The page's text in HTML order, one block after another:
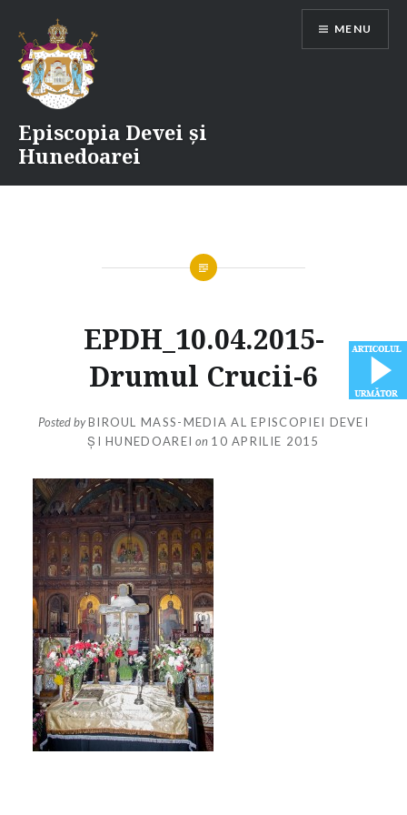
content
Episcopia Devei și
Hunedoarei
MENU
EPDH_10.04.2015-
Drumul Crucii-6
Posted byBIROUL MASS-MEDIA AL EPISCOPIEI DEVEI
ȘI HUNEDOAREI on 10 APRILIE 2015